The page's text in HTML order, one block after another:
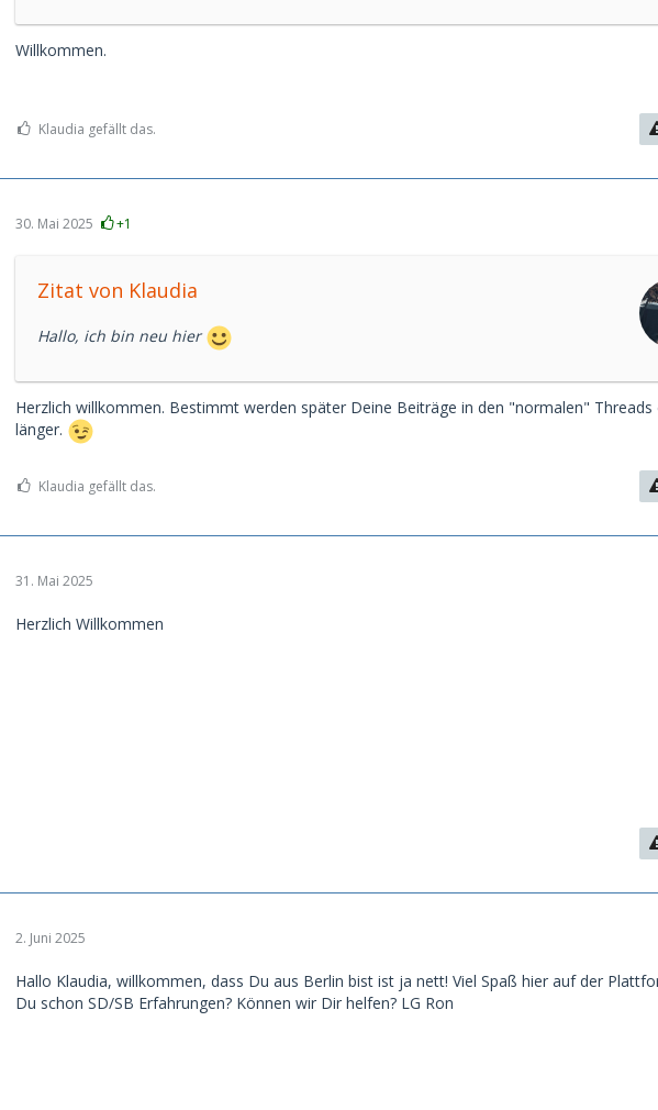
Willkommen.
Klaudia gefällt das.
30. Mai 2025 +1
Zitat von Klaudia
Hallo, ich bin neu hier
Herzlich willkommen. Bestimmt werden später Deine Beiträge in den "normalen" Threads
länger.
Klaudia gefällt das.
31. Mai 2025
Herzlich Willkommen
2. Juni 2025
Hallo Klaudia, willkommen, dass Du aus Berlin bist ist ja nett! Viel Spaß hier auf der
Du schon SD/SB Erfahrungen? Können wir Dir helfen? LG Ron